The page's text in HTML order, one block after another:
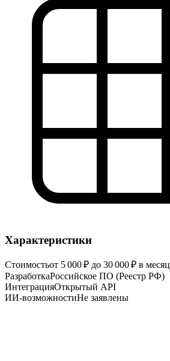
Характеристики
Стоимостьот 5 000 ₽ до 30 000 ₽ в месяц
РазработкаРоссийское ПО (Реестр РФ)
ИнтеграцияОткрытый API
ИИ-возможностиНе заявлены